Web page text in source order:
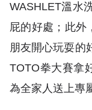
WASHLET溫水
屁的好處；此外
朋友開心玩耍的
TOTO拳大賽拿
為全家人送上專